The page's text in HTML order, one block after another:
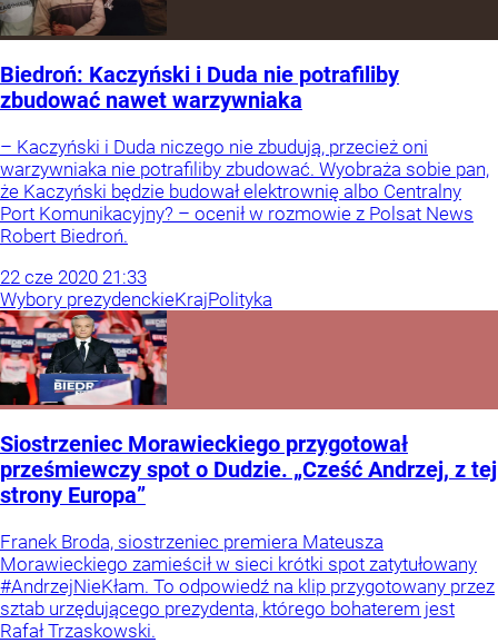
Biedroń: Kaczyński i Duda nie potrafiliby
zbudować nawet warzywniaka
– Kaczyński i Duda niczego nie zbudują, przecież oni
warzywniaka nie potrafiliby zbudować. Wyobraża sobie pan,
że Kaczyński będzie budował elektrownię albo Centralny
Port Komunikacyjny? – ocenił w rozmowie z Polsat News
Robert Biedroń.
22 cze 2020 21:33
Wybory prezydenckieKrajPolityka
Siostrzeniec Morawieckiego przygotował
prześmiewczy spot o Dudzie. „Cześć Andrzej, z tej
strony Europa”
Franek Broda, siostrzeniec premiera Mateusza
Morawieckiego zamieścił w sieci krótki spot zatytułowany
#AndrzejNieKłam. To odpowiedź na klip przygotowany przez
sztab urzędującego prezydenta, którego bohaterem jest
Rafał Trzaskowski.